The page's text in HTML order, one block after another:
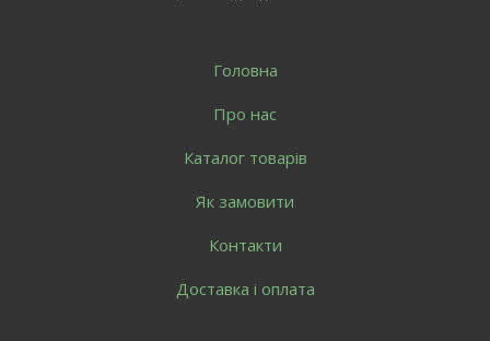
Головна
Про нас
Каталог товарів
Як замовити
Контакти
Доставка і оплата